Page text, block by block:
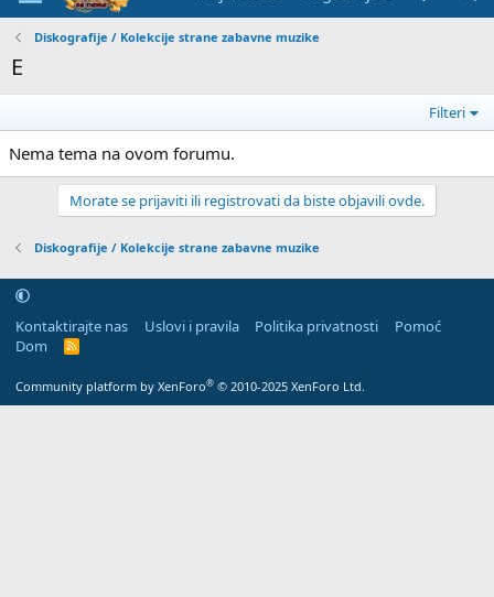
Diskografije / Kolekcije strane zabavne muzike
E
Filteri
Nema tema na ovom forumu.
Morate se prijaviti ili registrovati da biste objavili ovde.
Diskografije / Kolekcije strane zabavne muzike
Kontaktirajte nas Uslovi i pravila Politika privatnosti
Pomoć
Dom
R
Community platform by XenForo® © 2010-2025 XenForo Ltd.